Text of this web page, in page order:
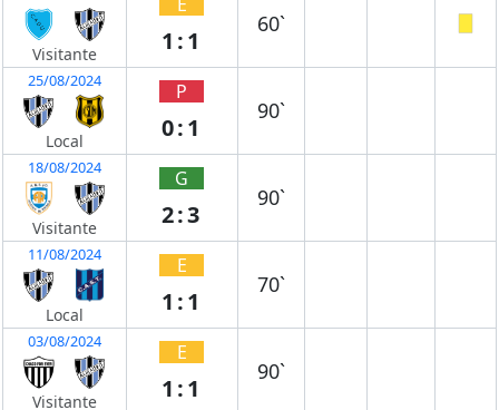
Visitante 1:1
60`
25/08/2024
Local
P
0:1
90`
18/08/2024
Visitante
G
2:3
90`
11/08/2024
Local
E
1:1
70`
03/08/2024
Visitante
E
1:1
90`